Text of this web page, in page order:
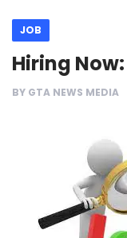
JOB
Hiring
BY GTA NEWS MEDIA